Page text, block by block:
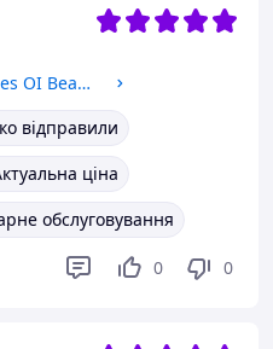
Шампунь для волосся Davines OI Beautifying Shampoo
відправили
ціна
обслуговування
0 0